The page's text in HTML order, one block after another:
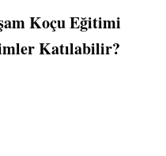
Koçu Eğitimi
Katılabilir?